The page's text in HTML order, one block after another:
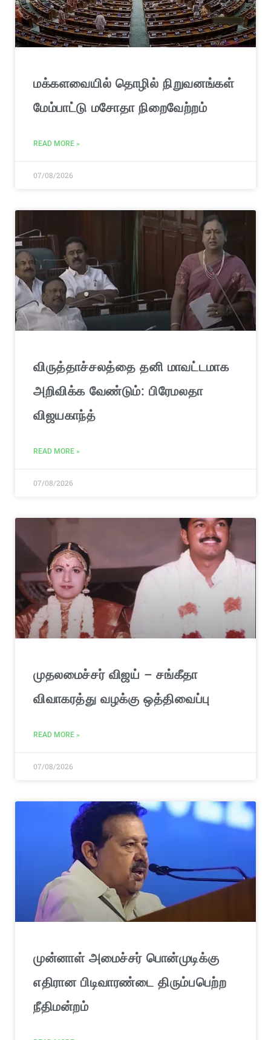
மக்களவையில் தொழில் நிறுவனங்கள்
மேம்பாட்டு மசோதா நிறைவேற்றம்
READ MORE »
07/08/2026
விருத்தாச்சலத்தை தனி மாவட்டமாக
அறிவிக்க வேண்டும்: பிரேமலதா
விஜயகாந்த்
READ MORE »
07/08/2026
முதலமைச்சர் விஜய் – சங்கீதா
விவாகரத்து வழக்கு ஒத்திவைப்பு
READ MORE »
07/08/2026
முன்னாள் அமைச்சர் பொன்முடிக்கு
எதிரான பிடிவாரண்டை திரும்பபெற்ற
நீதிமன்றம்